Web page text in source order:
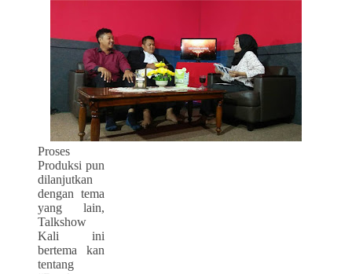
Proses
Produksi pun
dilanjutkan
dengan tema
yang lain,
Talkshow
Kali ini
bertema kan
tentang